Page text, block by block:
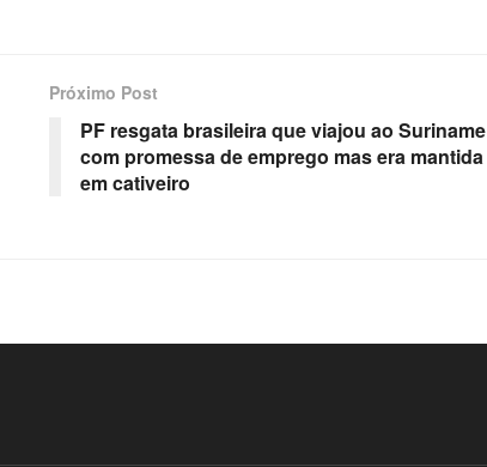
Próximo Post
PF resgata brasileira que viajou ao Suriname
com promessa de emprego mas era mantida
em cativeiro